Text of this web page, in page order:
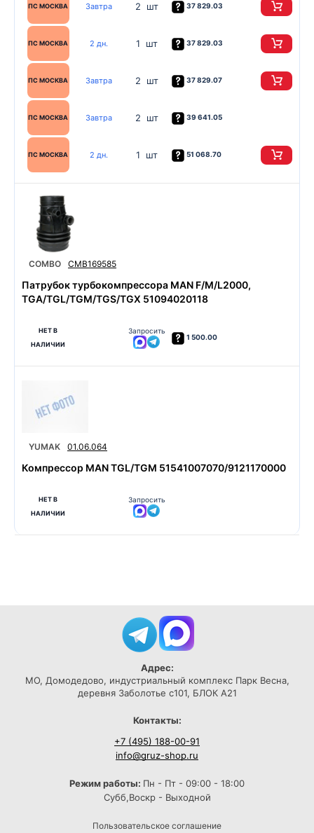
ПС МОСКВА Завтра 2 шт 37 829.03
ПС МОСКВА 2 дн. 1 шт 37 829.03
ПС МОСКВА Завтра 2 шт 37 829.07
ПС МОСКВА Завтра 2 шт 39 641.05
ПС МОСКВА 2 дн. 1 шт 51 068.70
COMBO CMB169585
Патрубок турбокомпрессора MAN F/M/L2000,
TGA/TGL/TGM/TGS/TGX 51094020118
НЕТ В
НАЛИЧИИ
Запросить
1 500.00
YUMAK 01.06.064
Компрессор MAN TGL/TGM 51541007070/9121170000
НЕТ В
НАЛИЧИИ
Запросить
Адрес:
МО, Домодедово, индустриальный комплекс Парк Весна,
деревня Заболотье с101, БЛОК А21
Контакты:
+7 (495) 188-00-91
info@gruz-shop.ru
Режим работы: Пн - Пт - 09:00 - 18:00
Субб,Воскр - Выходной
Пользовательское соглашение